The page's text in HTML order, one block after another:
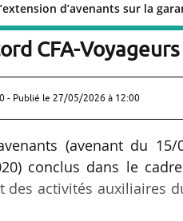
d’avenants sur la
d’extension
CFA-Voyageurs
- Publié le 27/05/2026 à 12:00
(avenant du
conclus dans le
activités auxiliaires